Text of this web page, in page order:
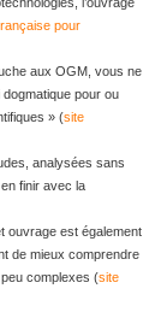
pour
aux OGM, vous ne
pour ou
» (site
analysées sans
finir avec la
ouvrage est également
de mieux comprendre
complexes (site